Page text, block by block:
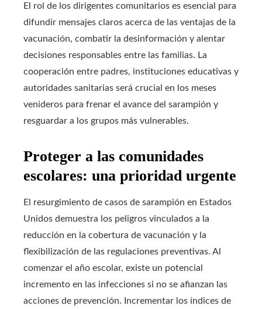
El rol de los dirigentes comunitarios es esencial para
difundir mensajes claros acerca de las ventajas de la
vacunación, combatir la desinformación y alentar
decisiones responsables entre las familias. La
cooperación entre padres, instituciones educativas y
autoridades sanitarias será crucial en los meses
venideros para frenar el avance del sarampión y
resguardar a los grupos más vulnerables.
Proteger a las comunidades
escolares: una prioridad urgente
El resurgimiento de casos de sarampión en Estados
Unidos demuestra los peligros vinculados a la
reducción en la cobertura de vacunación y la
flexibilización de las regulaciones preventivas. Al
comenzar el año escolar, existe un potencial
incremento en las infecciones si no se afianzan las
acciones de prevención. Incrementar los índices de